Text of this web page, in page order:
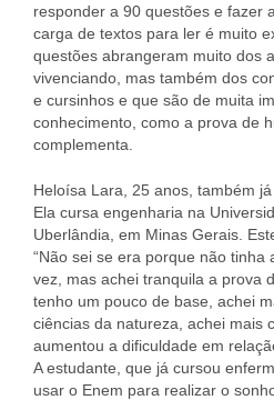
responder a 90 questões e fazer
carga de textos para ler é muito
questões abrangeram muito dos
vivenciando, mas também dos
e cursinhos e que são de muita
conhecimento, como a prova de
complementa.
Heloísa Lara, 25 anos, também
Ela cursa engenharia na
Uberlândia, em Minas Gerais.
“Não sei se era porque não tinha
vez, mas achei tranquila a prova
tenho um pouco de base, achei
ciências da natureza, achei mais
aumentou a dificuldade em
A estudante, que já cursou
usar o Enem para realizar o